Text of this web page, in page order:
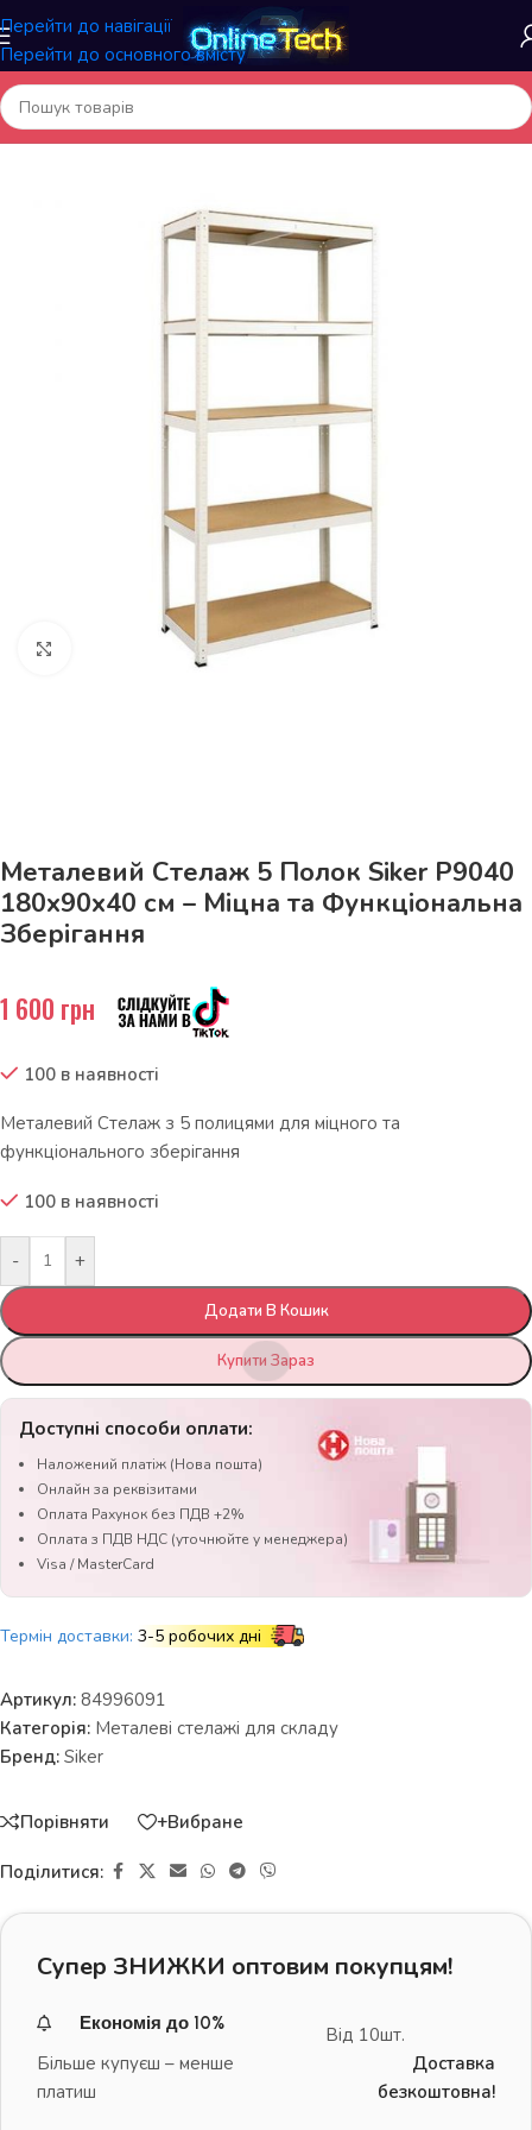
Перейти до навігації
Перейти до основного вмісту
Головна/Меблі та інтер'єр/Металеві стелажі для складу
Натисніть, щоб збільшити
Металевий Стелаж 5 Полок Siker P9040
180x90x40 см – Міцна та Функціональна
Зберігання
1 600 грн
100 в наявності
Металевий Стелаж з 5 полицями для міцного та
функціонального зберігання
100 в наявності
- +
Додати В Кошик
Купити Зараз
Доступні способи оплати:
Наложений платіж (Нова пошта)
Онлайн за реквізитами
Оплата Рахунок без ПДВ +2%
Оплата з ПДВ НДС (уточнюйте у менеджера)
Visa / MasterCard
Термін доставки: 3-5 робочих дні
Артикул: 84996091
Категорія: Металеві стелажі для складу
Бренд: Siker
Порівняти +Вибране
Поділитися:
Супер ЗНИЖКИ оптовим покупцям!
Економія до 10%
Більше купуєш – менше
платиш
Від 10шт.
Доставка
безкоштовна!